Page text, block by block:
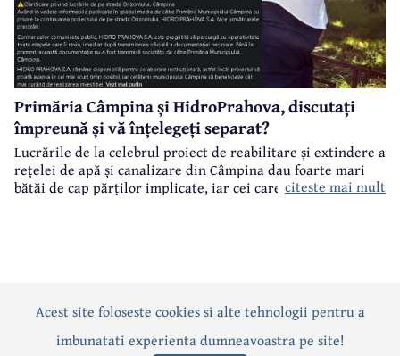
Primăria Câmpina și HidroPrahova, discutați
împreună și vă înțelegeți separat?
Lucrările de la celebrul proiect de reabilitare și extindere a
rețelei de apă și canalizare din Câmpina dau foarte mari
bătăi de cap părților implicate, iar cei care suferă sunt
citeste mai mult
ActualitatePoliticăSocialEvenimentInterviuri
Acest site foloseste cookies si alte tehnologii pentru a
imbunatati experienta dumneavoastra pe site!